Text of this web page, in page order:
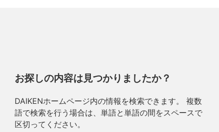
お探しの内容は見つかりましたか？
DAIKENホームページ内の情報を検索できます。 複数
語で検索を行う場合は、単語と単語の間をスペースで
区切ってください。